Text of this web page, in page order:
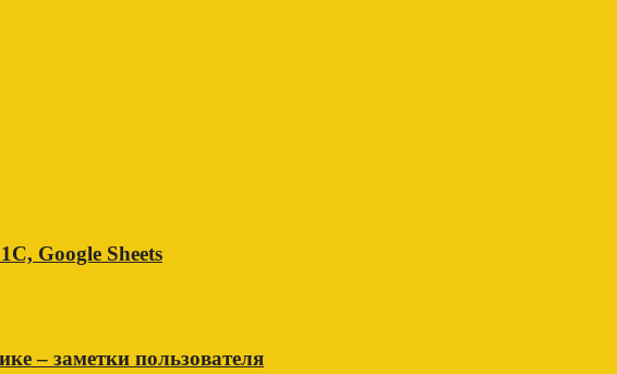
Google Sheets
– заметки пользователя